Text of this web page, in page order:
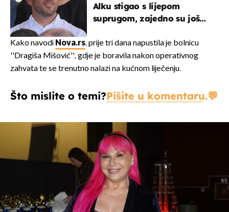
Alku stigao s lijepom
suprugom, zajedno su još
Kako navodi Nova.rs, prije tri dana napustila je bolnicu
''Dragiša Mišović'', gdje je boravila nakon operativnog
zahvata te se trenutno nalazi na kućnom liječenju.
Što mislite o temi?Pišite u komentaru.